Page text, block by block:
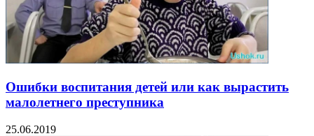
Ошибки воспитания детей или как вырастить
малолетнего преступника
25.06.2019